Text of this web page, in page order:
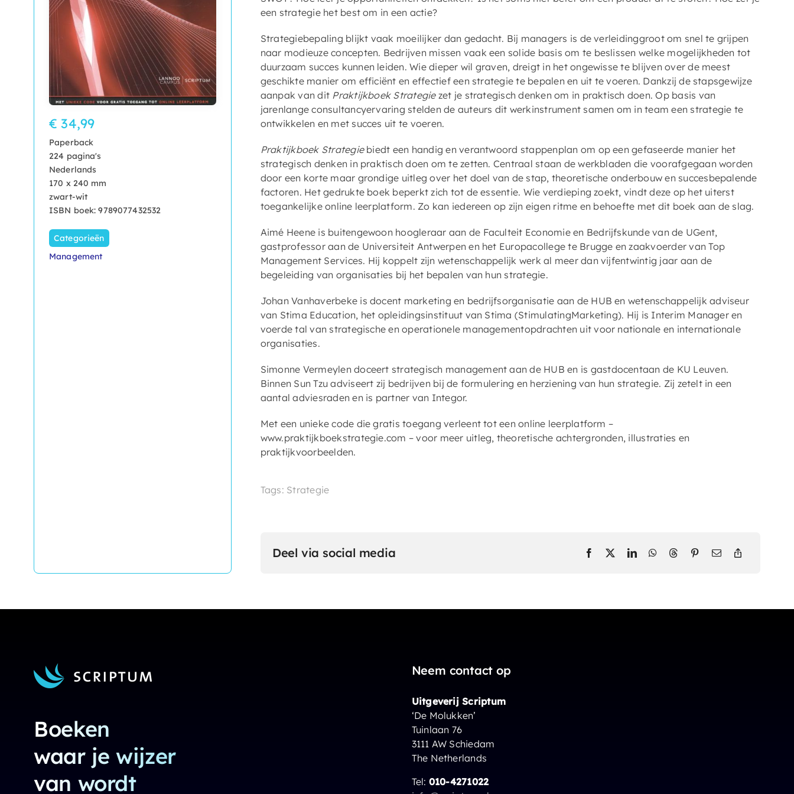
€ 34,99
Paperback
224 pagina's
Nederlands
170 x 240 mm
zwart-wit
ISBN boek: 9789077432532
Categorieën
Management
een strategie het best om in een actie?
Strategiebepaling blijkt vaak moeilijker dan gedacht. Bij managers is de verleidinggroot om snel te grijpen
naar modieuze concepten. Bedrijven missen vaak een solide basis om te beslissen welke mogelijkheden tot
duurzaam succes kunnen leiden. Wie dieper wil graven, dreigt in het ongewisse te blijven over de meest
geschikte manier om efficiënt en effectief een strategie te bepalen en uit te voeren. Dankzij de stapsgewijze
aanpak van dit Praktijkboek Strategiezet je strategisch denken om in praktisch doen. Op basis van
jarenlange consultancyervaring stelden de auteurs dit werkinstrument samen om in team een strategie te
ontwikkelen en met succes uit te voeren.
Praktijkboek Strategiebiedt een handig en verantwoord stappenplan om op een gefaseerde manier het
strategisch denken in praktisch doen om te zetten. Centraal staan de werkbladen die voorafgegaan worden
door een korte maar grondige uitleg over het doel van de stap, theoretische onderbouw en succesbepalende
factoren. Het gedrukte boek beperkt zich tot de essentie. Wie verdieping zoekt, vindt deze op het uiterst
toegankelijke online leerplatform. Zo kan iedereen op zijn eigen ritme en behoefte met dit boek aan de slag.
Aimé Heene is buitengewoon hoogleraar aan de Faculteit Economie en Bedrijfskunde van de UGent,
gastprofessor aan de Universiteit Antwerpen en het Europacollege te Brugge en zaakvoerder van Top
Management Services. Hij koppelt zijn wetenschappelijk werk al meer dan vijfentwintig jaar aan de
begeleiding van organisaties bij het bepalen van hun strategie.
Johan Vanhaverbeke is docent marketing en bedrijfsorganisatie aan de HUB en wetenschappelijk adviseur
van Stima Education, het opleidingsinstituut van Stima (StimulatingMarketing). Hij is Interim Manager en
voerde tal van strategische en operationele managementopdrachten uit voor nationale en internationale
organisaties.
Simonne Vermeylen doceert strategisch management aan de HUB en is gastdocentaan de KU Leuven.
Binnen Sun Tzu adviseert zij bedrijven bij de formulering en herziening van hun strategie. Zij zetelt in een
aantal adviesraden en is partner van Integor.
Met een unieke code die gratis toegang verleent tot een online leerplatform –
www.praktijkboekstrategie.com – voor meer uitleg, theoretische achtergronden, illustraties en
praktijkvoorbeelden.
Tags: Strategie
Deel via social media
Boeken
waar je wijzer
van wordt
Neem contact op
Uitgeverij Scriptum
‘De Molukken’
Tuinlaan 76
3111 AW Schiedam
The Netherlands
Tel: 010-4271022